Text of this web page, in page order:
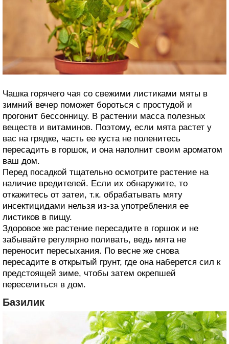
Чашка горячего чая со свежими листиками мяты в
зимний вечер поможет бороться с простудой и
прогонит бессонницу. В растении масса полезных
веществ и витаминов. Поэтому, если мята растет у
вас на грядке, часть ее куста не поленитесь
пересадить в горшок, и она наполнит своим ароматом
ваш дом.
Перед посадкой тщательно осмотрите растение на
наличие вредителей. Если их обнаружите, то
откажитесь от затеи, т.к. обрабатывать мяту
инсектицидами нельзя из-за употребления ее
листиков в пищу.
Здоровое же растение пересадите в горшок и не
забывайте регулярно поливать, ведь мята не
переносит пересыхания. По весне же снова
пересадите в открытый грунт, где она наберется сил к
предстоящей зиме, чтобы затем окрепшей
переселиться в дом.
Базилик